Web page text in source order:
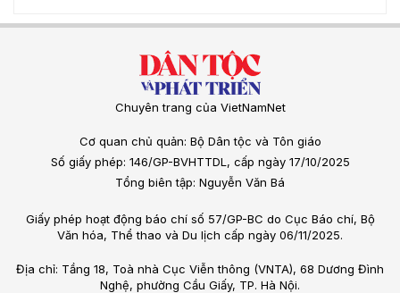
Chuyên trang của VietNamNet
Cơ quan chủ quản: Bộ Dân tộc và Tôn giáo
Số giấy phép: 146/GP-BVHTTDL, cấp ngày 17/10/2025
Tổng biên tập: Nguyễn Văn Bá
Giấy phép hoạt động báo chí số 57/GP-BC do Cục Báo chí, Bộ
Văn hóa, Thể thao và Du lịch cấp ngày 06/11/2025.
Địa chỉ: Tầng 18, Toà nhà Cục Viễn thông (VNTA), 68 Dương Đình
Nghệ, phường Cầu Giấy, TP. Hà Nội.